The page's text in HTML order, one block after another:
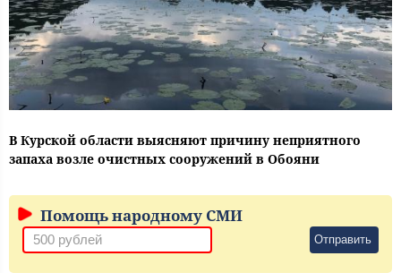
В Курской области выясняют причину неприятного
запаха возле очистных сооружений в Обояни
Помощь народному СМИ
Отправить